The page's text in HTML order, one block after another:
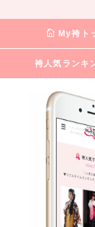
My袴ト
袴人気ランキ